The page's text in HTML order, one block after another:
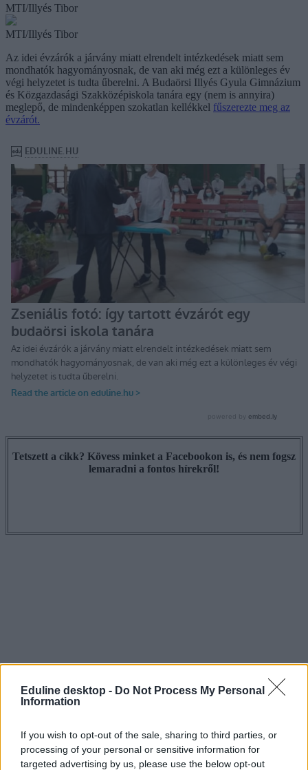
Eduline desktop - Do Not Process My Personal
Information
If you wish to opt-out of the sale, sharing to third parties, or
processing of your personal or sensitive information for
targeted advertising by us, please use the below opt-out
MTI/Illyés Tibor
MTI/Illyés Tibor
Az idei évzárók a járvány miatt elrendelt intézkedések miatt sem
mondhatók hagyományosnak, de van aki még ezt a különleges év
végi helyzetet is tudta űberelni. A Budaörsi Illyés Gyula Gimnázium
és Közgazdasági Szakközépiskola tanára egy (nem is annyira)
meglepő, de mindenképpen szokatlan kellékkel fűszerezte meg az
évzárót.
Tetszett a cikk? Kövess minket a Facebookon is, és nem fogsz
lemaradni a fontos hírekről!